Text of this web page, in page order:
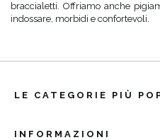
braccialetti. Offriamo anche
indossare, morbidi e confortevoli.
LE CATEGORIE PIÙ
INFORMAZIONI